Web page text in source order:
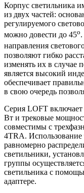
Корпус светильника
из двух частей:
регулируемого
можно довести до 45o
направления
позволяют гибко
изменять их в случае
является высокий
обеспечивает
в свою очередь
Серия LOFT
Вт и трековые
совместимы с
4TRA. Использование
равномерно
светильники,
группы
светильника с
адаптере.